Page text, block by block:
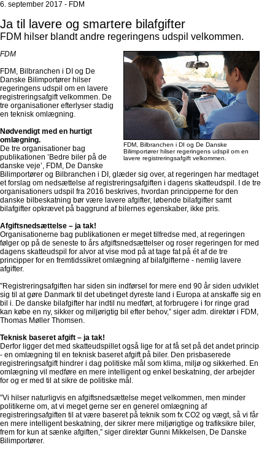
6. september 2017 - FDM
Ja til lavere og smartere bilafgifter
FDM hilser blandt andre regeringens udspil velkommen.
FDM, Bilbranchen i DI og De Danske
Bilimportører hilser regeringens udspil om en
lavere registreringsafgift velkommen.
FDM
FDM, Bilbranchen i DI og De
Danske Bilimportører hilser
regeringens udspil om en lavere
registreringsafgift velkommen. De
tre organisationer efterlyser stadig
en teknisk omlægning.
Nødvendigt med en hurtigt
omlægning.
De tre organisationer bag
publikationen ’Bedre biler på de
danske veje’, FDM, De Danske
Bilimportører og Bilbranchen i DI, glæder sig over, at regeringen har medtaget
et forslag om nedsættelse af registreringsafgiften i dagens skatteudspil. I de tre
organisationers udspil fra 2016 beskrives, hvordan principperne for den
danske bilbeskatning bør være lavere afgifter, løbende bilafgifter samt
bilafgifter opkrævet på baggrund af bilernes egenskaber, ikke pris.
Afgiftsnedsættelse – ja tak!
Organisationerne bag publikationen er meget tilfredse med, at regeringen
følger op på de seneste to års afgiftsnedsættelser og roser regeringen for med
dagens skatteudspil for alvor at vise mod på at tage fat på ét af de tre
principper for en fremtidssikret omlægning af bilafgifterne - nemlig lavere
afgifter.
”Registreringsafgiften har siden sin indførsel for mere end 90 år siden udviklet
sig til at gøre Danmark til det ubetinget dyreste land i Europa at anskaffe sig en
bil i. De danske bilafgifter har indtil nu medført, at forbrugere i for ringe grad
kan købe en ny, sikker og miljørigtig bil efter behov,” siger adm. direktør i FDM,
Thomas Møller Thomsen.
Teknisk baseret afgift – ja tak!
Derfor ligger det med skatteudspillet også lige for at få set på det andet princip
- en omlægning til en teknisk baseret afgift på biler. Den prisbaserede
registreringsafgift hindrer i dag politiske mål som klima, miljø og sikkerhed. En
omlægning vil medføre en mere intelligent og enkel beskatning, der arbejder
for og er med til at sikre de politiske mål.
”Vi hilser naturligvis en afgiftsnedsættelse meget velkommen, men minder
politikerne om, at vi meget gerne ser en generel omlægning af
registreringsafgiften til at være baseret på teknik som fx CO2 og vægt, så vi får
en mere intelligent beskatning, der sikrer mere miljørigtige og trafiksikre biler,
frem for kun at sænke afgiften,” siger direktør Gunni Mikkelsen, De Danske
Bilimportører.